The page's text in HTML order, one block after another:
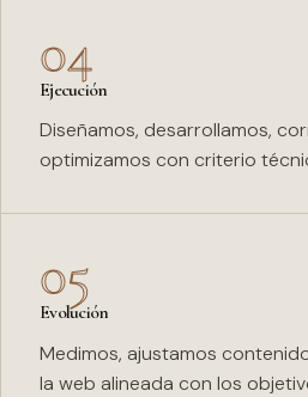
04
Ejecución
Diseñamos, desarrollamos,
optimizamos con criterio
05
Evolución
Medimos, ajustamos
la web alineada con los